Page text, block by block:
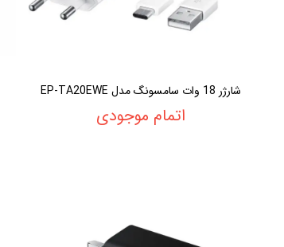
شارژر 18 وات سامسونگ مدل EP-TA20EWE
اتمام موجودی